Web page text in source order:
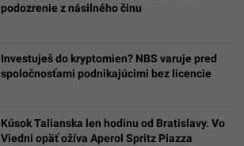
podozrenie z násilného činu
Investuješ do kryptomien? NBS varuje pred
spoločnosťami podnikajúcimi bez licencie
Kúsok Talianska len hodinu od Bratislavy. Vo
Viedni opäť ožíva Aperol Spritz Piazza